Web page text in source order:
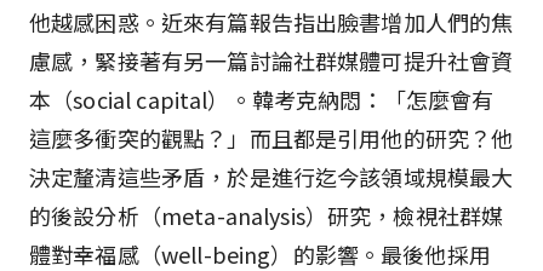
他越感困惑。近來有篇報告指出臉書增加人們的焦
慮感，緊接著有另一篇討論社群媒體可提升社會資
本（social capital）。韓考克納悶：「怎麼會有
這麼多衝突的觀點？」而且都是引用他的研究？他
決定釐清這些矛盾，於是進行迄今該領域規模最大
的後設分析（meta-analysis）研究，檢視社群媒
體對幸福感（well-being）的影響。最後他採用